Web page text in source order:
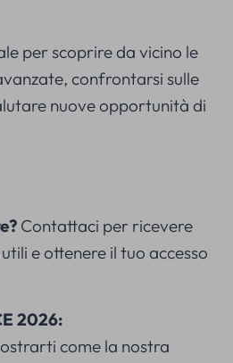
per scoprire da vicino le
confrontarsi sulle
nuove opportunità di
Contattaci per ricevere
e ottenere il tuo accesso
2026:
come la nostra